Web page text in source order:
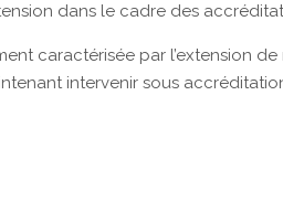
dans le cadre des
caractérisée par l’extension
intervenir sous